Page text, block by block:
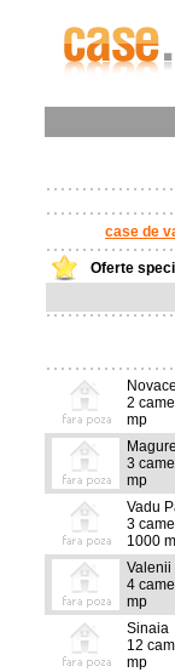
case de
Oferte
2
mp
3
mp
Vadu
3
1000
Valenii
4
mp
Sinaia
12
mp